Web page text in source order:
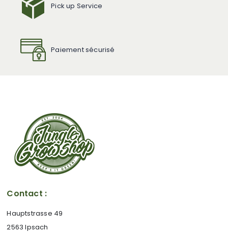
Pick up Service
Paiement sécurisé
Contact :
Hauptstrasse 49
2563 Ipsach